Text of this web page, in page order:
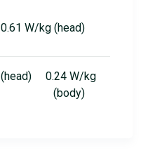
0.61 W/kg (head)
(head) 0.24 W/kg
(body)